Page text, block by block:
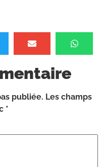
publiée. Les champs
*